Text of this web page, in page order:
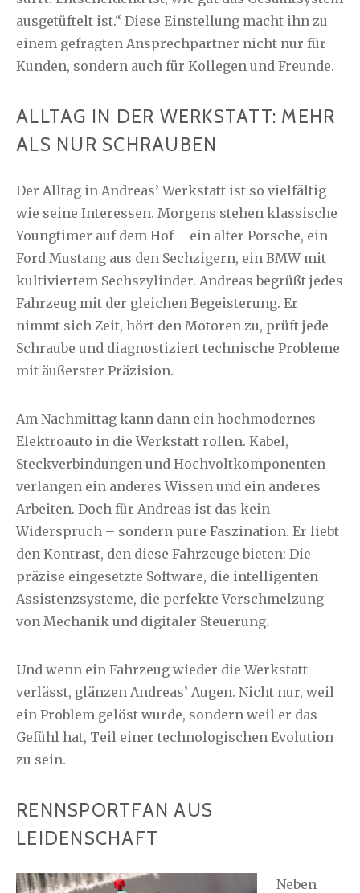
ausgetüftelt ist.“ Diese Einstellung macht ihn zu
einem gefragten Ansprechpartner nicht nur für
Kunden, sondern auch für Kollegen und Freunde.
ALLTAG IN DER WERKSTATT: MEHR
ALS NUR SCHRAUBEN
Der Alltag in Andreas’ Werkstatt ist so vielfältig
wie seine Interessen. Morgens stehen klassische
Youngtimer auf dem Hof – ein alter Porsche, ein
Ford Mustang aus den Sechzigern, ein BMW mit
kultiviertem Sechszylinder. Andreas begrüßt jedes
Fahrzeug mit der gleichen Begeisterung. Er
nimmt sich Zeit, hört den Motoren zu, prüft jede
Schraube und diagnostiziert technische Probleme
mit äußerster Präzision.
Am Nachmittag kann dann ein hochmodernes
Elektroauto in die Werkstatt rollen. Kabel,
Steckverbindungen und Hochvoltkomponenten
verlangen ein anderes Wissen und ein anderes
Arbeiten. Doch für Andreas ist das kein
Widerspruch – sondern pure Faszination. Er liebt
den Kontrast, den diese Fahrzeuge bieten: Die
präzise eingesetzte Software, die intelligenten
Assistenzsysteme, die perfekte Verschmelzung
von Mechanik und digitaler Steuerung.
Und wenn ein Fahrzeug wieder die Werkstatt
verlässt, glänzen Andreas’ Augen. Nicht nur, weil
ein Problem gelöst wurde, sondern weil er das
Gefühl hat, Teil einer technologischen Evolution
zu sein.
RENNSPORTFAN AUS
LEIDENSCHAFT
Neben